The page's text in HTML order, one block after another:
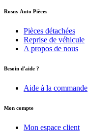
Rosny Auto Pièces
Pièces détachées
Reprise de véhicule
A propos de nous
Besoin d'aide ?
Aide à la commande
Mon compte
Mon espace client